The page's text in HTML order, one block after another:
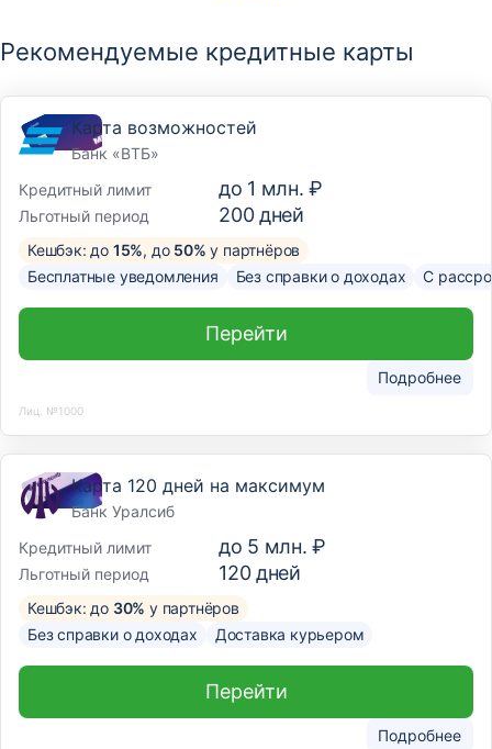
Рекомендуемые кредитные карты
Карта возможностей
Банк «ВТБ»
Кредитный лимит
до 1 млн. ₽
Льготный период 200дней
Кешбэк: до 15%, до 50% у партнёров
Бесплатные уведомления
Без справки о доходах С
Подробнее
Перейти
Лиц. №1000
Карта 120 дней на максимум
Банк Уралсиб
Кредитный лимит
до 5 млн. ₽
Льготный период 120дней
Кешбэк: до 30% у партнёров
Без справки о доходах
Доставка курьером
Подробнее
Перейти